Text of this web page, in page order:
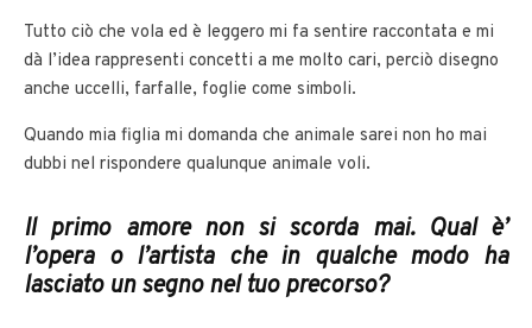
Tutto ciò che vola ed è leggero mi fa sentire raccontata e mi
dà l’idea rappresenti concetti a me molto cari, perciò disegno
anche uccelli, farfalle, foglie come simboli.
Quando mia figlia mi domanda che animale sarei non ho mai
dubbi nel rispondere qualunque animale voli.
Il primo amore non si scorda mai. Qual è’
l’opera o l’artista che in qualche modo ha
lasciato un segno nel tuo precorso?